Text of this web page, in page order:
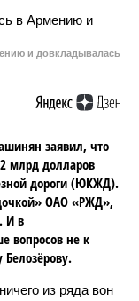
и довкладывалась
заявил, что
млрд долларов
дороги (ЮКЖД).
ОАО «РЖД»,
И в
вопросов не к
Белозёрову.
из ряда вон